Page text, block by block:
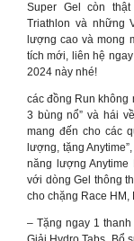
Super Gel còn
Triathlon và những
lượng cao và mong
tích mới, liên hệ
2024 này nhé!
các đồng Run không
3 bùng nổ” và hái
mang đến cho các
lượng, tặng
năng lượng Anytime
với dòng Gel thông
cho chặng Race HM,
– Tặng ngay 1